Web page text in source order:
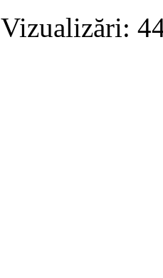
Vizualizări: